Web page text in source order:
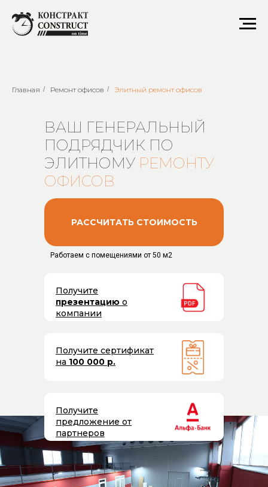
Главная / Ремонт офисов / Элитный ремонт офисов
РАССЧИТАТЬ СТОИМОСТЬ
ВАШ ГЕНЕРАЛЬНЫЙ
ПОДРЯДЧИК ПО
ЭЛИТНОМУ РЕМОНТУ
ОФИСОВ
Работаем с помещениями от 50 м2
Получите
презентацию о
компании
Получите сертификат
на 100 000 р.
Получите
предложение от
партнеров